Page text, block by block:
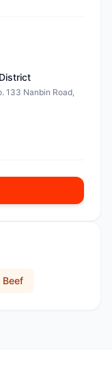
133 Nanbin Road,
Beef